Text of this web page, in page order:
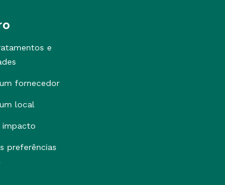
e
fornecedor
local
impacto
preferências